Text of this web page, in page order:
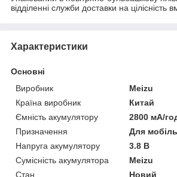
відділенні служби доставки на цілісність
Характеристики
Основні
Виробник
Meizu
Країна виробник
Китай
Ємність акумулятору
2800 мА/
Призначення
Для
Напруга акумулятору
3.8 В
Сумісність акумулятора
Meizu
Стан
Новий